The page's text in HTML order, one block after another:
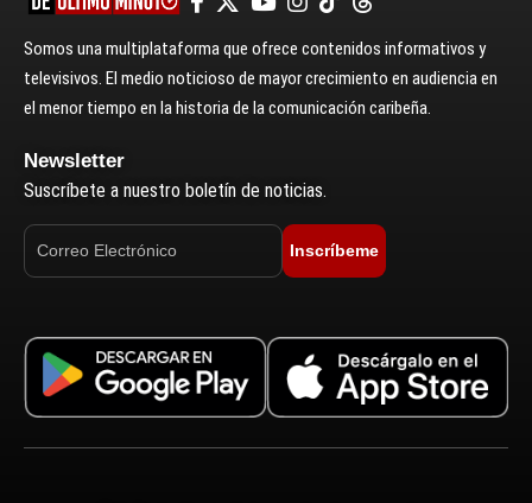
Somos una multiplataforma que ofrece contenidos informativos y
televisivos. El medio noticioso de mayor crecimiento en audiencia en
el menor tiempo en la historia de la comunicación caribeña.
Newsletter
Suscríbete a nuestro boletín de noticias.
Inscríbeme